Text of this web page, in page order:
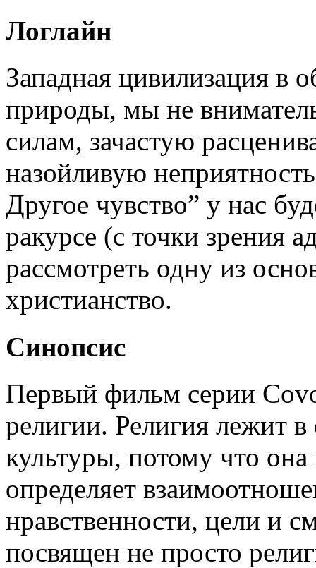
Логлайн
Западная цивилизация в
природы, мы не
силам, зачастую
назойливую
Другое чувство” у нас
ракурсе (с точки зрения
рассмотреть одну из
христианство.
Синопсис
Первый фильм серии
религии. Религия лежит
культуры, потому что
определяет
нравственности, цели и
посвящен не просто